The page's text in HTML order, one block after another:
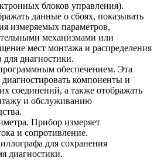
блоков управления).
данные о сбоях, показывать
измеряемых параметров,
механизмами или
мест монтажа и распределения
для диагностики.
обеспечением. Эта
компоненты и
соединений, а также отображать
и обслуживанию
Прибор измеряет
и сопротивление.
для сохранения
диагностики.